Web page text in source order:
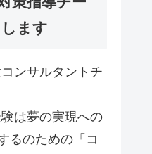
ます
ンサルタントチ
は夢の実現への
るのための「コ